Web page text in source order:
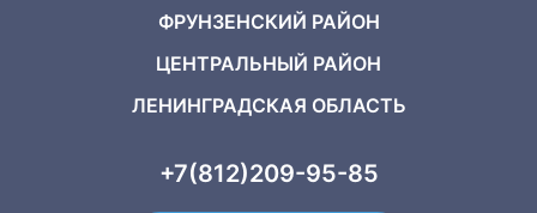
ФРУНЗЕНСКИЙ РАЙОН
ЦЕНТРАЛЬНЫЙ РАЙОН
ЛЕНИНГРАДСКАЯ ОБЛАСТЬ
+7(812)209-95-85